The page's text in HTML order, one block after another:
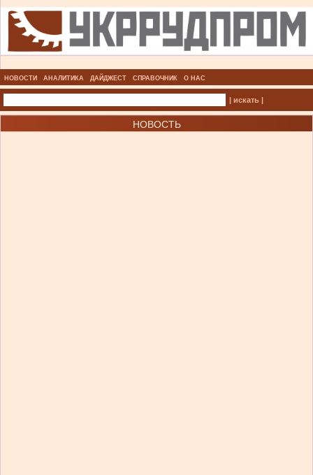
НОВОСТИ АНАЛИТИКА ДАЙДЖЕСТ СПРАВОЧНИК О НАС
| искать |
НОВОСТЬ